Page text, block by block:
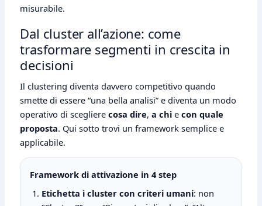
misurabile.
Dal cluster all’azione: come
trasformare segmenti in crescita in
decisioni
Il clustering diventa davvero competitivo quando
smette di essere “una bella analisi” e diventa un modo
operativo di sceglierecosa dire,a chi econ quale
proposta. Qui sotto trovi un framework semplice e
applicabile.
Framework di attivazione in 4 step
Etichetta i cluster con criteri umani: non